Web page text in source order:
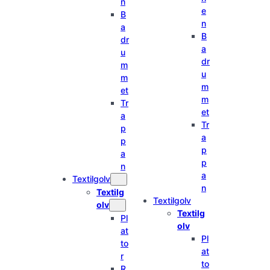
B
a
dr
u
m
m
et
Tr
a
p
p
a
n
Textilgolv
Textilg
olv
Pl
at
to
r
e
n
B
a
dr
u
m
m
et
Tr
a
p
p
a
n
Textilgolv
Textilg
olv
Pl
at
to